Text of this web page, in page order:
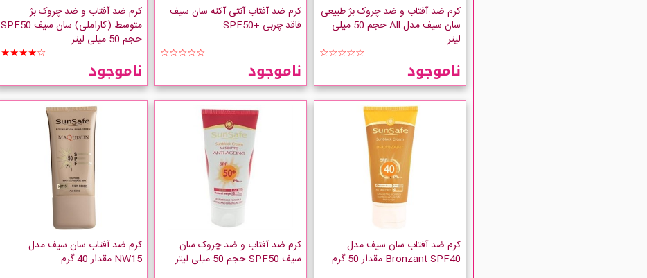
کرم ضد آفتاب و ضد چروک بژ طبیعی
سان سیف مدل All حجم 50 میلی
لیتر
☆☆☆☆☆
ناموجود
کرم ضد آفتاب آنتی آکنه سان سیف
فاقد چربی +SPF50
☆☆☆☆☆
ناموجود
کرم ضد آفتاب و ضد چروک بژ
متوسط (کاراملی) سان سیف SPF50
حجم 50 میلی لیتر
★★★★☆
ناموجود
کرم ضد آفتاب سان سیف مدل
Bronzant SPF40 مقدار 50 گرم
کرم ضد آفتاب و ضد چروک سان
سیف SPF50 حجم 50 میلی لیتر
کرم ضد آفتاب سان سیف مدل
NW15 مقدار 40 گرم